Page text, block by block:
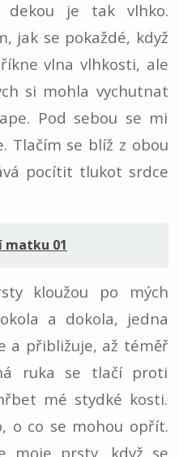
dekou je tak vlhko.
jak se pokaždé, když
vlna vlhkosti, ale
si mohla vychutnat
Pod sebou se mi
Tlačím se blíž z obou
pocítit tlukot srdce
matku 01
kloužou po mých
a dokola, jedna
a přibližuje, až téměř
ruka se tlačí proti
mé stydké kosti.
o co se mohou opřít.
moje prsty, když se